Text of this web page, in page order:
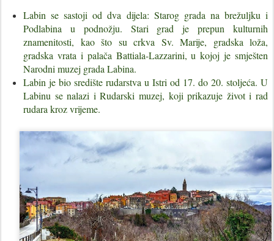
Labin se sastoji od dva dijela: Starog grada na brežuljku i
Podlabina u podnožju. Stari grad je prepun kulturnih
znamenitosti, kao što su crkva Sv. Marije, gradska loža,
gradska vrata i palača Battiala-Lazzarini, u kojoj je smješten
Narodni muzej grada Labina.
Labin je bio središte rudarstva u Istri od 17. do 20. stoljeća. U
Labinu se nalazi i Rudarski muzej, koji prikazuje život i rad
rudara kroz vrijeme.